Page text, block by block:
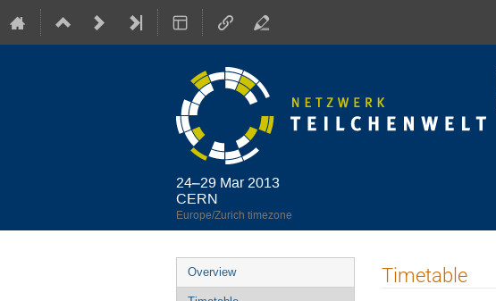
24–29 Mar 2013
CERN
Europe/Zurich timezone
Event
menu
Overview Timetable